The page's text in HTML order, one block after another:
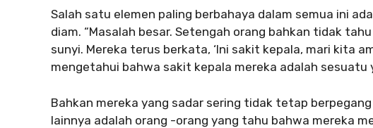
Salah satu elemen paling berbahaya dalam semua ini
diam. “Masalah besar. Setengah orang bahkan tidak
sunyi. Mereka terus berkata, ‘Ini sakit kepala, mari kita
mengetahui bahwa sakit kepala mereka adalah sesuatu
Bahkan mereka yang sadar sering tidak tetap
lainnya adalah orang -orang yang tahu bahwa mereka